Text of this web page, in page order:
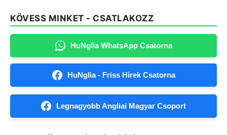
KÖVESS MINKET - CSATLAKOZZ
HuNglia WhatsApp Csatorna
HuNglia - Friss Hírek Csatorna
Legnagyobb Angliai Magyar Csoport